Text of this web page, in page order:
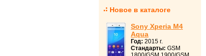
Новое в каталоге
Sony Xperia M4
Aqua
Год: 2015 г.
Стандарты: GSM